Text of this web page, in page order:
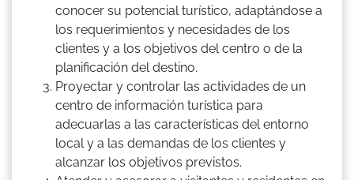
conocer su potencial turístico, adaptándose a
los requerimientos y necesidades de los
clientes y a los objetivos del centro o de la
planificación del destino.
Proyectar y controlar las actividades de un
centro de información turística para
adecuarlas a las características del entorno
local y a las demandas de los clientes y
alcanzar los objetivos previstos.